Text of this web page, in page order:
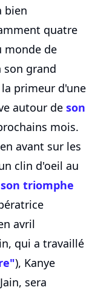
bien
quatre
monde de
son grand
primeur d'une
autour de son
mois.
avant sur les
clin d'oeil au
son triomphe
avril
qui a travaillé
), Kanye
sera